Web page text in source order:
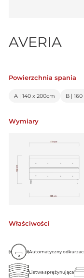
AVERIA
Powierzchnia spania
A | 140 x 200cm B |
Wymiary
Właściwości
Automatyczny
Listwa sprężynująca